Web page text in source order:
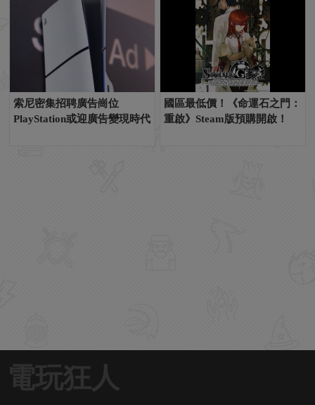
索尼密集招聘廣告崗位
PlayStation或迎廣告變現時代
國區最低價！《命運石之門：
重啟》Steam版預購開啟！
電玩狂人